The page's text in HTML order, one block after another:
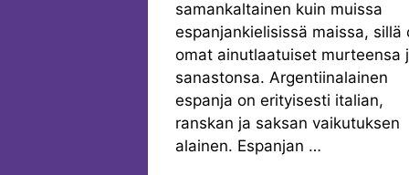
samankaltainen kuin muissa
espanjankielisissä maissa, sillä
omat ainutlaatuiset murteensa
sanastonsa. Argentiinalainen
espanja on erityisesti italian,
ranskan ja saksan vaikutuksen
alainen. Espanjan …